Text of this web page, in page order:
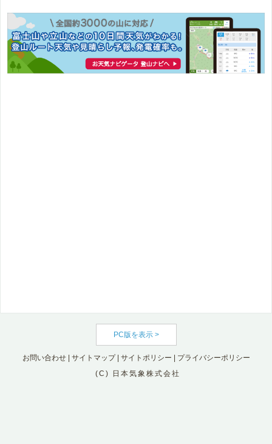
PC版を表示 >
お問い合わせ| サイトマップ| サイトポリシー
プライバシーポリシー
(C) 日本気象株式会社